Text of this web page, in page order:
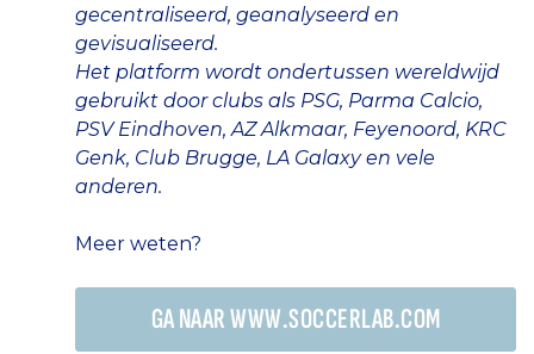
gecentraliseerd, geanalyseerd en
gevisualiseerd.
Het platform wordt ondertussen wereldwijd
gebruikt door clubs als PSG, Parma Calcio,
PSV Eindhoven, AZ Alkmaar, Feyenoord, KRC
Genk, Club Brugge, LA Galaxy en vele
anderen.
Meer weten?
GA NAAR WWW.SOCCERLAB.COM